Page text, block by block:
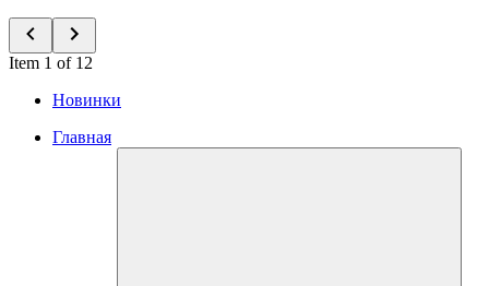
Item 1 of 12
Новинки
Главная